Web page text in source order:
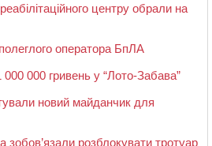
центру обрали на
оператора БпЛА
000 гривень у “Лото-Забава”
новий майданчик для
розблокувати тротуар